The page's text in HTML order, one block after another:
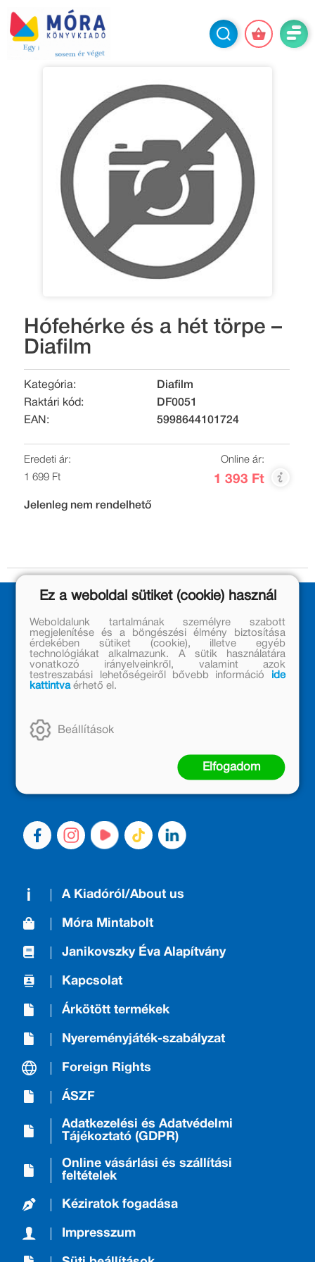
Hófehérke és a hét törpe –
Diafilm
Kategória:
Diafilm
Raktári kód:
DF0051
EAN:
5998644101724
Eredeti ár:
1 699 Ft
Online ár:
1 393 Ft
Jelenleg nem rendelhető
Kiadónk generációkat ajándékozott és ajándékoz meg az
olvasás örömével, olvasni szerető gyerekekből olvasni
szerető felnőttek lettek, akik mindezt továbbadták a
A Kiadóról/About us
Móra Mintabolt
Janikovszky Éva Alapítvány
Kapcsolat
Árkötött termékek
Nyereményjáték-szabályzat
Foreign Rights
ÁSZF
Adatkezelési és Adatvédelmi
Tájékoztató (GDPR)
Online vásárlási és szállítási
feltételek
Kéziratok fogadása
Impresszum
Ez a weboldal sütiket (cookie) használ
Weboldalunk tartalmának személyre szabott
megjelenítése és a böngészési élmény biztosítása
érdekében sütiket (cookie), illetve egyéb
technológiákat alkalmazunk. A sütik használatára
vonatkozó irányelveinkről, valamint azok
testreszabási lehetőségeiről bővebb információ
ide
kattintvaérhető el.
Beállítások
Elfogadom